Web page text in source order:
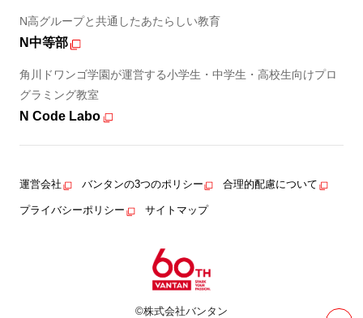
N高グループと共通したあたらしい教育
N中等部
角川ドワンゴ学園が運営する小学生・中学生・高校生向けプロ
グラミング教室
N Code Labo
運営会社 バンタンの3つのポリシー 合理的配慮について
プライバシーポリシー サイトマップ
©株式会社バンタン